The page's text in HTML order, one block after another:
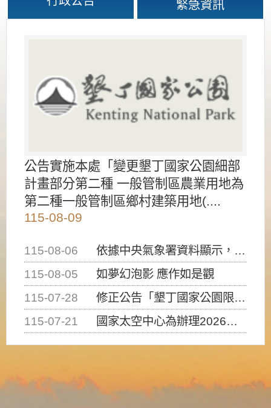
緊急資訊
公告實施本處「變更墾丁國家公園細部
計畫部分第二種 一般管制區農業用地為
第二種一般管制區鄉村建築用地(....
115-08-09
115-08-06
依據中央氣象署資料顯示，白海豚颱風持續接近臺灣，請密切注意動向及早完成防災應變準備
115-08-05
如夢幻泡影 應作如是觀
115-07-28
修正公告「墾丁國家公園限制水域遊憩活動之種類、範圍、時間及行為」，自即日生效。
115-07-21
國家太空中心為辦理2026台灣盃火箭競賽，陸、海、空域警戒及協調相關事宜，因颱風備案事宜